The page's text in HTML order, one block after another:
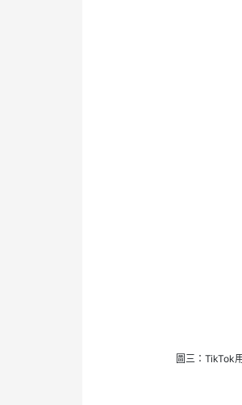
圖三：TikTok